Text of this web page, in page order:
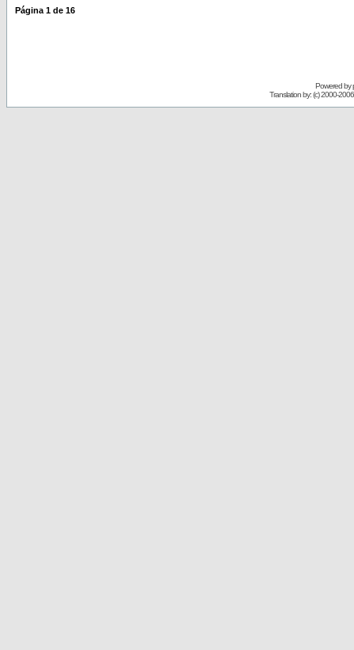
Página 1 de 16
Powered by
Translation by: (c) 2000-